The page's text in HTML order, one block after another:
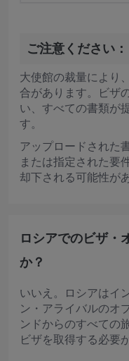
ご注意ください：
大使館の裁量により
合があります。ビザ
い、すべての書類が
す。
アップロードされた
または指定された要
却下される可能性が
ロシアでのビザ・
か？
いいえ。ロシアはイ
ン・アライバルのオ
ンドからのすべての
ビザを取得する必要